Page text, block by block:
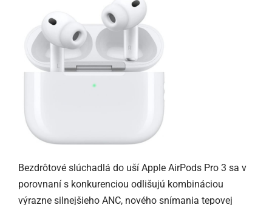
Bezdrôtové slúchadlá do uší Apple AirPods Pro 3 sa v
porovnaní s konkurenciou odlišujú kombináciou
výrazne silnejšieho ANC, nového snímania tepovej